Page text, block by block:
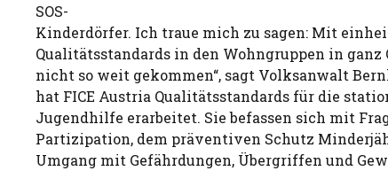
SOS-
Kinderdörfer. Ich traue mich zu sagen: Mit
Qualitätsstandards in den Wohngruppen in ganz
nicht so weit gekommen“, sagt Volksanwalt
hat FICE Austria Qualitätsstandards für die
Jugendhilfe erarbeitet. Sie befassen sich mit
Partizipation, dem präventiven Schutz
Umgang mit Gefährdungen, Übergriffen und